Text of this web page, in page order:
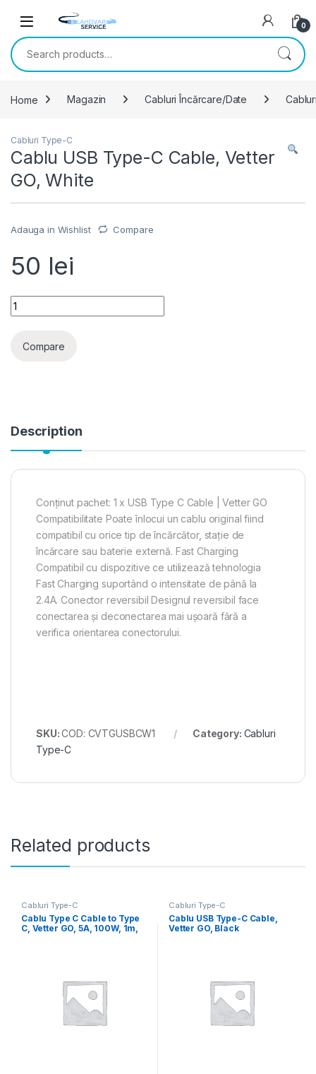
0
Search for:
Home Magazin Cabluri Încărcare/Date
Cabluri Type-C
Cablu USB Type-C Cable, Vetter
GO, White
Adauga in Wishlist Compare
50 lei
Cablu USB Type-C Cable, Vetter GO, White quantity
Compare
Description
Conținut pachet: 1 x USB Type C Cable | Vetter GO
Compatibilitate Poate înlocui un cablu original fiind
compatibil cu orice tip de încărcător, stație de
încărcare sau baterie externă. Fast Charging
Compatibil cu dispozitive ce utilizează tehnologia
Fast Charging suportând o intensitate de până la
2.4A. Conector reversibil Designul reversibil face
conectarea și deconectarea mai ușoară fără a
verifica orientarea conectorului.
SKU:COD: CVTGUSBCW1 Category: Cabluri
Type-C
Related products
Cabluri Type-C
Cablu Type C Cable to Type
C, Vetter GO, 5A, 100W, 1m,
Cabluri Type-C
Cablu USB Type-C Cable,
Vetter GO, Black